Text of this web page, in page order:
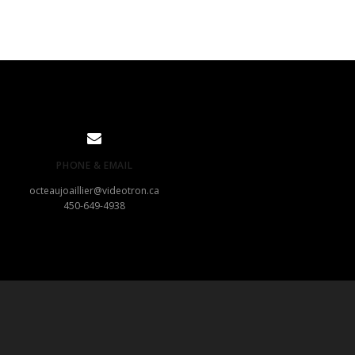
PHONE & EMAIL
octeaujoaillier@videotron.ca
450-649-4938